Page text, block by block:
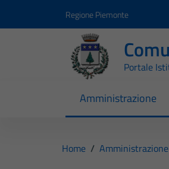
Regione Piemonte
Portale
Amministrazione
Home / Amministrazione